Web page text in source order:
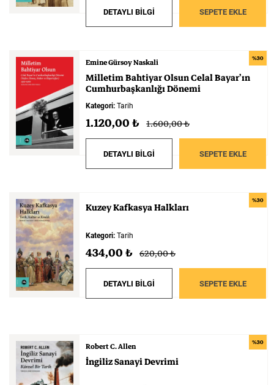
DETAYLI BİLGİ SEPETE EKLE
%30
Emine Gürsoy Naskali
MilletimBahtiyarOlsunCelalBayar’ın
CumhurbaşkanlığıDönemi
Kategori: Tarih
1.120,00 ₺ 1.600,00 ₺
DETAYLI BİLGİ SEPETE EKLE
%30
KuzeyKafkasyaHalkları
Kategori: Tarih
434,00 ₺ 620,00 ₺
DETAYLI BİLGİ SEPETE EKLE
%30
Robert C. Allen
İngilizSanayiDevrimi